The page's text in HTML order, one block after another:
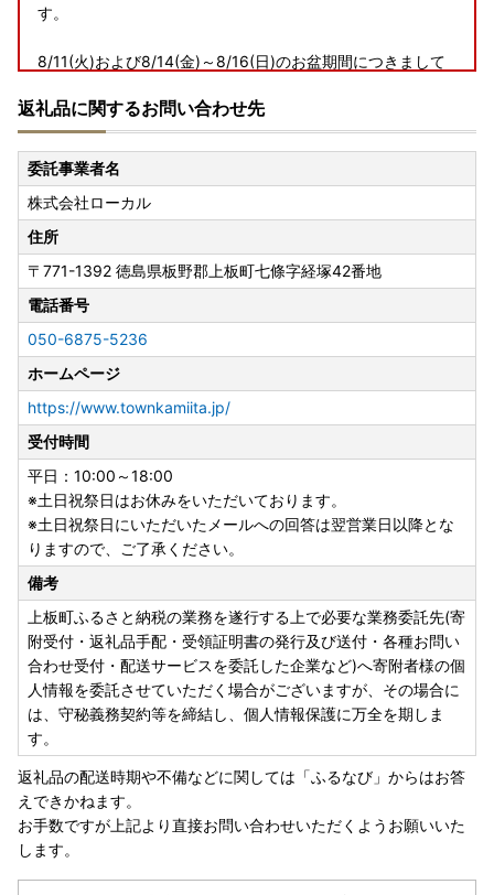
す。
8/11(火)および8/14(金)～8/16(日)のお盆期間につきまして
わせ対応はお休みとさせていただきます。
お盆期間にいただきましたお問い合わせにつきましては、8/
17(月)以降にて順次ご対応させていただきます。
【ご寄附受付は365日24時間承り中!】
返礼品に関するお問い合わせ先
委託事業者名
株式会社ローカル
住所
〒771-1392 徳島県板野郡上板町七條字経塚42番地
電話番号
050-6875-5236
ホームページ
https://www.townkamiita.jp/
受付時間
平日：10:00～18:00
※土日祝祭日はお休みをいただいております。
※土日祝祭日にいただいたメールへの回答は翌営業日以降とな
りますので、ご了承ください。
備考
上板町ふるさと納税の業務を遂行する上で必要な業務委託先(寄
附受付・返礼品手配・受領証明書の発行及び送付・各種お問い
合わせ受付・配送サービスを委託した企業など)へ寄附者様の個
人情報を委託させていただく場合がございますが、その場合に
は、守秘義務契約等を締結し、個人情報保護に万全を期しま
す。
返礼品の配送時期や不備などに関しては「ふるなび」からはお答
えできかねます。
お手数ですが上記より直接お問い合わせいただくようお願いいた
します。